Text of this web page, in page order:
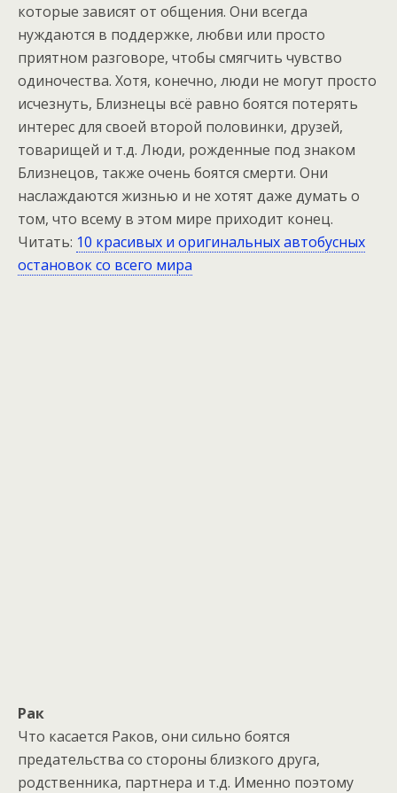
которые зависят от общения. Они всегда
нуждаются в поддержке, любви или просто
приятном разговоре, чтобы смягчить чувство
одиночества. Хотя, конечно, люди не могут просто
исчезнуть, Близнецы всё равно боятся потерять
интерес для своей второй половинки, друзей,
товарищей и т.д. Люди, рожденные под знаком
Близнецов, также очень боятся смерти. Они
наслаждаются жизнью и не хотят даже думать о
том, что всему в этом мире приходит конец.
Читать: 10 красивых и оригинальных автобусных
остановок со всего мира
Рак
Что касается Раков, они сильно боятся
предательства со стороны близкого друга,
родственника, партнера и т.д. Именно поэтому